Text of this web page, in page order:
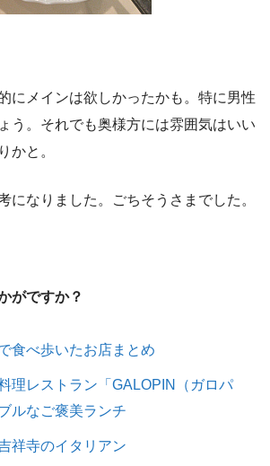
にメインは欲しかったかも。特に男性
う。それでも奥様方には雰囲気はいい
かと。
になりました。ごちそうさまでした。
がですか？
食べ歩いたお店まとめ
理レストラン「GALOPIN（ガロパ
ルなご褒美ランチ
祥寺のイタリアン